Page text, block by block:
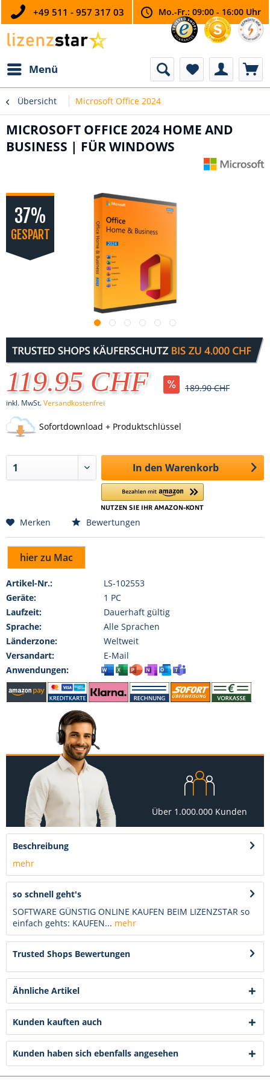
+49 511 - 957 317 03 Mo.-Fr.: 09:00 - 16:00 Uhr
Menü
Übersicht Microsoft Office 2024
MICROSOFT OFFICE 2024 HOME AND
BUSINESS | FÜR WINDOWS
37%
GESPART
119.95 CHF 189.90 CHF
inkl. MwSt.Versandkostenfrei
Sofortdownload + Produktschlüssel
In den Warenkorb
Merken Bewertungen
hier zu Mac
Artikel-Nr.:
LS-102553
Geräte:
1 PC
Laufzeit:
Dauerhaft gültig
Sprache:
Alle Sprachen
Länderzone:
Weltweit
Versandart:
E-Mail
Anwendungen:
Über 1.000.000 Kunden
Beschreibung
mehr
so schnell geht's
SOFTWARE GÜNSTIG ONLINE KAUFEN BEIM LIZENZSTAR so
einfach gehts: KAUFEN... mehr
Trusted Shops Bewertungen
Ähnliche Artikel
Kunden kauften auch
Kunden haben sich ebenfalls angesehen